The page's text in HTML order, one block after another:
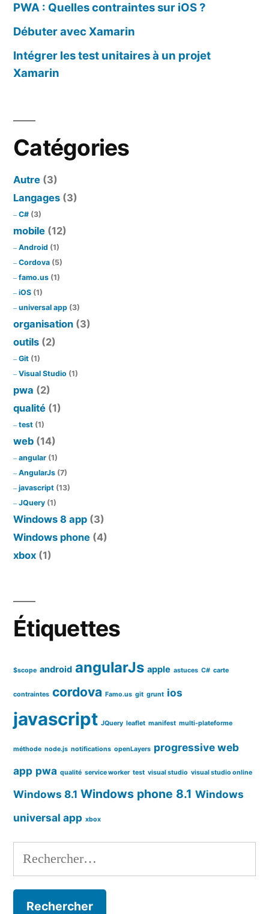
PWA : Quelles contraintes sur iOS ?
Débuter avec Xamarin
Intégrer les test unitaires à un projet
Xamarin
Catégories
Autre (3)
Langages (3)
C# (3)
mobile (12)
Android (1)
Cordova (5)
famo.us (1)
iOS (1)
universal app (3)
organisation (3)
outils (2)
Git (1)
Visual Studio (1)
pwa (2)
qualité (1)
test (1)
web (14)
angular (1)
AngularJs (7)
javascript (13)
JQuery (1)
Windows 8 app (3)
Windows phone (4)
xbox (1)
Étiquettes
$scope android angularJs apple astuces C# carte
contraintes cordova Famo.us git grunt ios
javascript JQuery leaflet manifest multi-plateforme
méthode node.js notifications openLayers progressive web
app pwa qualité service worker test visual studio visual studio online
Windows 8.1 Windows phone 8.1 Windows
universal app xbox
Rechercher :